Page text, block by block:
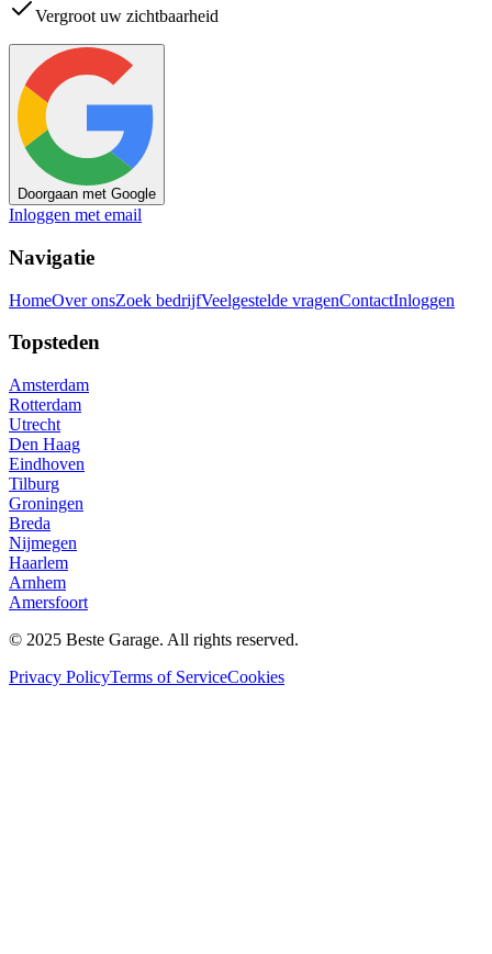
Vergroot uw zichtbaarheid
Doorgaan met Google
Inloggen met email
Navigatie
HomeOver onsZoek bedrijfVeelgestelde vragenContactInloggen
Topsteden
Amsterdam
Rotterdam
Utrecht
Den Haag
Eindhoven
Tilburg
Groningen
Breda
Nijmegen
Haarlem
Arnhem
Amersfoort
© 2025 Beste Garage. All rights reserved.
Privacy PolicyTerms of ServiceCookies